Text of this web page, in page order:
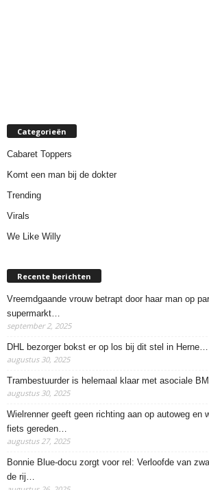
Categorieën
Cabaret Toppers
Komt een man bij de dokter
Trending
Virals
We Like Willy
Recente berichten
Vreemdgaande vrouw betrapt door haar man op
supermarkt…
september 2, 2025
DHL bezorger bokst er op los bij dit stel in Herne…
augustus 30, 2025
Trambestuurder is helemaal klaar met asociale
augustus 30, 2025
Wielrenner geeft geen richting aan op autoweg en
fiets gereden…
augustus 27, 2025
Bonnie Blue-docu zorgt voor rel: Verloofde van
de rij…